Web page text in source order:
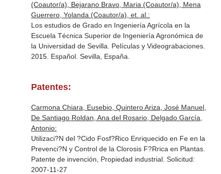
(Coautor/a), Bejarano Bravo, Maria (Coautor/a), Mena
Guerrero, Yolanda (Coautor/a), et. al.:
Los estudios de Grado en Ingeniería Agrícola en la
Escuela Técnica Superior de Ingeniería Agronómica de
la Universidad de Sevilla. Películas y Videograbaciones.
2015. Español. Sevilla, España.
Patentes:
Carmona Chiara, Eusebio, Quintero Ariza, José Manuel,
De Santiago Roldan, Ana del Rosario, Delgado García,
Antonio:
Utilizaci?N del ?Cido Fosf?Rico Enriquecido en Fe en la
Prevenci?N y Control de la Clorosis F?Rrica en Plantas.
Patente de invención, Propiedad industrial. Solicitud:
2007-11-27